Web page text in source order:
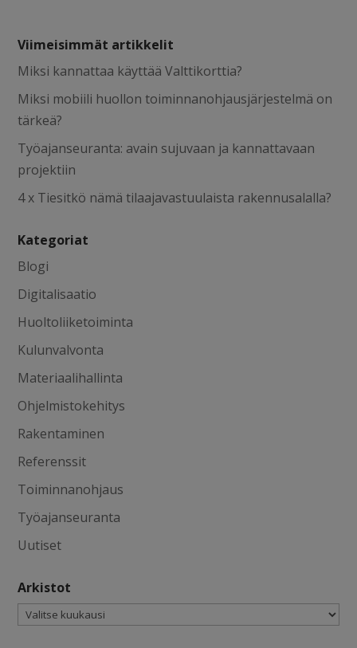
Viimeisimmät artikkelit
Miksi kannattaa käyttää Valttikorttia?
Miksi mobiili huollon toiminnanohjausjärjestelmä on
tärkeä?
Työajanseuranta: avain sujuvaan ja kannattavaan
projektiin
4 x Tiesitkö nämä tilaajavastuulaista rakennusalalla?
Kategoriat
Blogi
Digitalisaatio
Huoltoliiketoiminta
Kulunvalvonta
Materiaalihallinta
Ohjelmistokehitys
Rakentaminen
Referenssit
Toiminnanohjaus
Työajanseuranta
Uutiset
Arkistot
Arkistot